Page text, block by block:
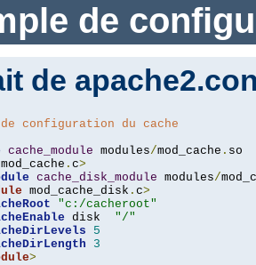
de
de
de configuration du cache
cache_module modules/mod_cache .
mod_cache . c>
cache_disk_module modules/
mod_cache_disk . c>
"c:/cacheroot"
disk "/"
5
3
>